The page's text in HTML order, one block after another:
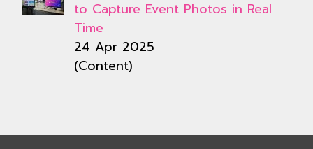
to Capture Event Photos in Real
Time
24 Apr 2025
(Content)